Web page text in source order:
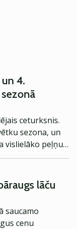
4.
ceturksnis.
sezona, un
vislielāko peļņu.
saglabā pozitīvu
specifiskākām
Pozitīva
Eksperts
kāds
lāču
saucamo
cenu